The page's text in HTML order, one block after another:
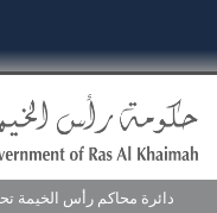
دائرة محاكم رأس الخيمة